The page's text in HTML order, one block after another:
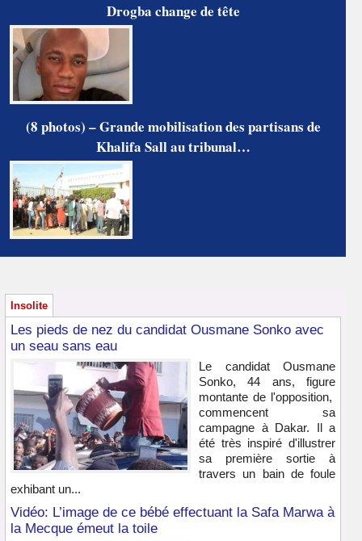
Drogba change de tête
(8 photos) – Grande mobilisation des partisans de
Khalifa Sall au tribunal…
Insolite
Les pieds de nez du candidat Ousmane Sonko avec
un seau sans eau
Le candidat Ousmane
Sonko, 44 ans, figure
montante de l'opposition,
commencent sa
campagne à Dakar. Il a
été très inspiré d'illustrer
sa première sortie à
travers un bain de foule
exhibant un...
Vidéo: L’image de ce bébé effectuant la Safa Marwa à
la Mecque émeut la toile